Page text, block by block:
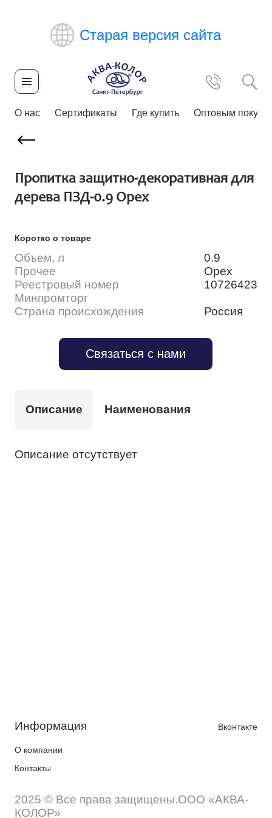
Старая версия сайта
О нас Сертификаты Где купить Оптовым
Пропитка защитно-декоративная для
дерева ПЗД-0.9 Орех
Коротко о товаре
Объем, л
0.9
Прочее
Орех
Реестровый номер
Минпромторг
10726423
Страна происхождения Россия
Связаться с нами
Описание Наименования
Описание отсутствует
Информация
О компании
Контакты
Вконтакте
2025 © Все права защищены.ООО «АКВА-
КОЛОР»